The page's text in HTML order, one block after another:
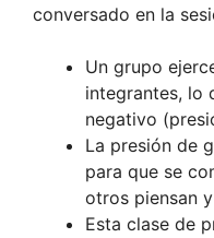
conversado en la
Un grupo
integrantes, lo
negativo
La presión de
para que se
otros piensan
Esta clase de